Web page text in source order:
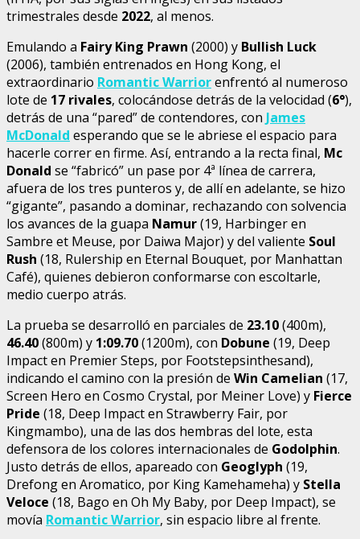
trimestrales desde 2022, al menos.
Emulando a Fairy King Prawn (2000) y Bullish Luck
(2006), también entrenados en Hong Kong, el
extraordinario Romantic Warriorenfrentó al numeroso
lote de 17 rivales, colocándose detrás de la velocidad (6°),
detrás de una “pared” de contendores, con James
McDonald esperando que se le abriese el espacio para
hacerle correr en firme. Así, entrando a la recta final, Mc
Donald se “fabricó” un pase por 4ª línea de carrera,
afuera de los tres punteros y, de allí en adelante, se hizo
“gigante”, pasando a dominar, rechazando con solvencia
los avances de la guapa Namur(19, Harbinger en
Sambre et Meuse, por Daiwa Major) y del valiente Soul
Rush (18, Rulership en Eternal Bouquet, por Manhattan
Café), quienes debieron conformarse con escoltarle,
medio cuerpo atrás.
La prueba se desarrolló en parciales de 23.10(400m),
46.40(800m) y 1:09.70(1200m), con Dobune (19, Deep
Impact en Premier Steps, por Footstepsinthesand),
indicando el camino con la presión de Win Camelian (17,
Screen Hero en Cosmo Crystal, por Meiner Love) y Fierce
Pride (18, Deep Impact en Strawberry Fair, por
Kingmambo), una de las dos hembras del lote, esta
defensora de los colores internacionales de Godolphin.
Justo detrás de ellos, apareado con Geoglyph (19,
Drefong en Aromatico, por King Kamehameha) y Stella
Veloce (18, Bago en Oh My Baby, por Deep Impact), se
movía Romantic Warrior, sin espacio libre al frente.